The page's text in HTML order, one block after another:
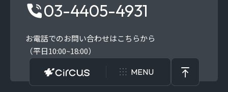
MENU
03-4405-4931
お電話でのお問い合わせはこちらから
（平日10:00~18:00）